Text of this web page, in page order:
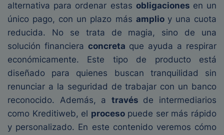
alternativa para ordenar estas obligaciones en un
único pago, con un plazo más amplio y una cuota
reducida. No se trata de magia, sino de una
solución financiera concreta que ayuda a respirar
económicamente. Este tipo de producto está
diseñado para quienes buscan tranquilidad sin
renunciar a la seguridad de trabajar con un banco
reconocido. Además, a través de intermediarios
como Kreditiweb, el proceso puede ser más rápido
y personalizado. En este contenido veremos cómo